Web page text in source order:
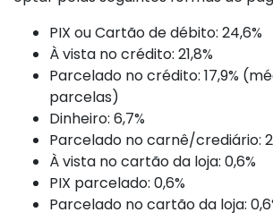
PIX ou Cartão de débito: 24,6%
À vista no crédito: 21,8%
Parcelado no crédito: 17,9%
parcelas)
Dinheiro: 6,7%
Parcelado no carnê/crediário:
À vista no cartão da loja: 0,6%
PIX parcelado: 0,6%
Parcelado no cartão da loja: